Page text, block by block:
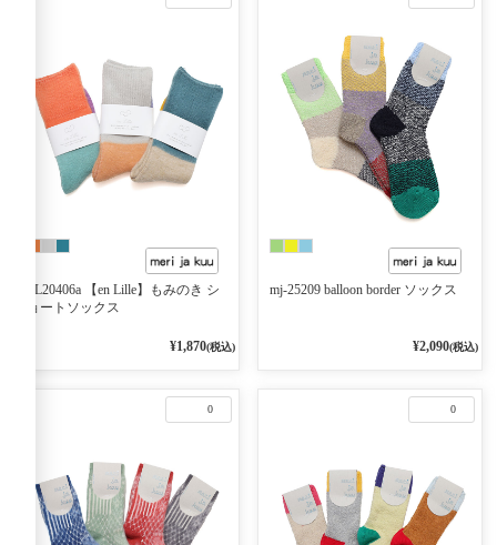
EL20406a 【en Lille】もみのき シ
ョートソックス
¥1,870(税込)
mj-25209 balloon border ソックス
¥2,090(税込)
0 0